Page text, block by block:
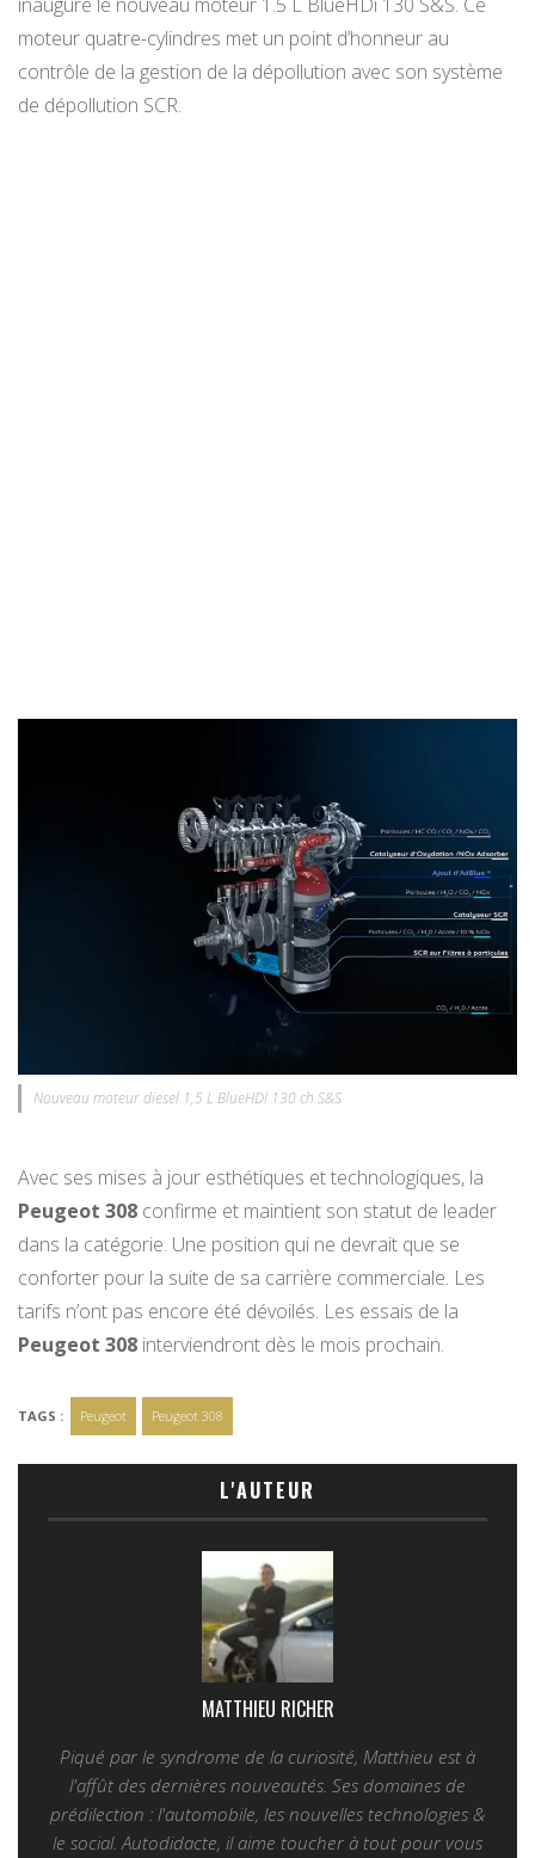
moteur quatre-cylindres met un point d’honneur au
contrôle de la gestion de la dépollution avec son système
de dépollution SCR.
Nouveau moteur diesel 1,5 L BlueHDI 130 ch S&S
Avec ses mises à jour esthétiques et technologiques, la
Peugeot 308 confirme et maintient son statut de leader
dans la catégorie. Une position qui ne devrait que se
conforter pour la suite de sa carrière commerciale. Les
tarifs n’ont pas encore été dévoilés. Les essais de la
Peugeot 308 interviendront dès le mois prochain.
TAGS : Peugeot Peugeot 308
L'AUTEUR
MATTHIEU RICHER
Piqué par le syndrome de la curiosité, Matthieu est à
l'affût des dernières nouveautés. Ses domaines de
prédilection : l'automobile, les nouvelles technologies &
le social. Autodidacte, il aime toucher à tout pour vous